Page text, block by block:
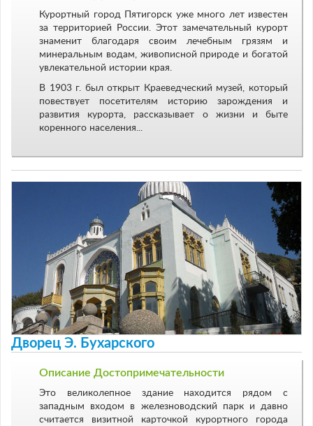
Курортный город Пятигорск уже много лет известен
за территорией России. Этот замечательный курорт
знаменит благодаря своим лечебным грязям и
минеральным водам, живописной природе и богатой
увлекательной истории края.
В 1903 г. был открыт Краеведческий музей, который
повествует посетителям историю зарождения и
развития курорта, рассказывает о жизни и быте
коренного населения...
Дворец Э. Бухарского
Описание Достопримечательности
Это великолепное здание находится рядом с
западным входом в железноводский парк и давно
считается визитной карточкой курортного города